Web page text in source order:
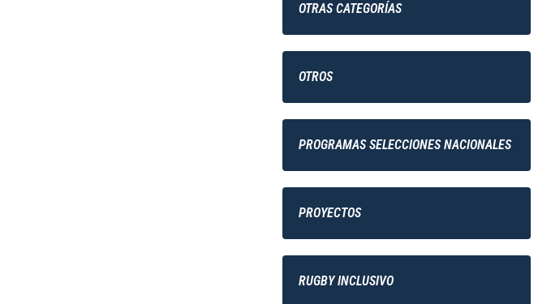
OTRAS CATEGORÍAS
OTROS
PROGRAMAS SELECCIONES NACIONALES
PROYECTOS
RUGBY INCLUSIVO